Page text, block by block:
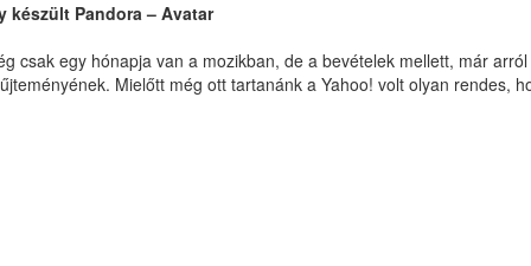
készült Pandora – Avatar
csak egy hónapja van a mozikban, de a bevételek mellett, már
Mielőtt még ott tartanánk a Yahoo! volt olyan rendes,